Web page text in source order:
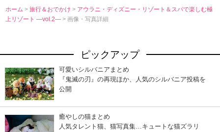
ホーム >旅行＆おでかけ> アウラニ・ディズニー・リゾート＆スパで楽しむ極
上リゾート ―vol.2―> 画像・写真詳細
ピックアップ
可愛いシルバニアまとめ
『鬼滅の刃』の再現ほか、人気のシルバニア投稿を
公開
癒やしの猫まとめ
人気タレント猫、猫写真集…キュートな猫ズラリ